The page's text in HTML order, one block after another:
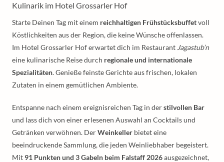
Kulinarik im Hotel Grossarler Hof
Starte Deinen Tag mit einem reichhaltigen Frühstücksbuffetvoll
Köstlichkeiten aus der Region, die keine Wünsche offenlassen.
Im Hotel Grossarler Hof erwartet dich im Restaurant Jagastub’n
eine kulinarische Reise durch regionale und internationale
Spezialitäten. Genieße feinste Gerichte aus frischen, lokalen
Zutaten in einem gemütlichen Ambiente.
Entspanne nach einem ereignisreichen Tag in derstilvollen Bar
und lass dich von einer erlesenen Auswahl an Cocktails und
Getränken verwöhnen. DerWeinkeller bietet eine
beeindruckende Sammlung, die jeden Weinliebhaber begeistert.
Mit 91 Punkten und 3 Gabeln beim Falstaff 2026ausgezeichnet,